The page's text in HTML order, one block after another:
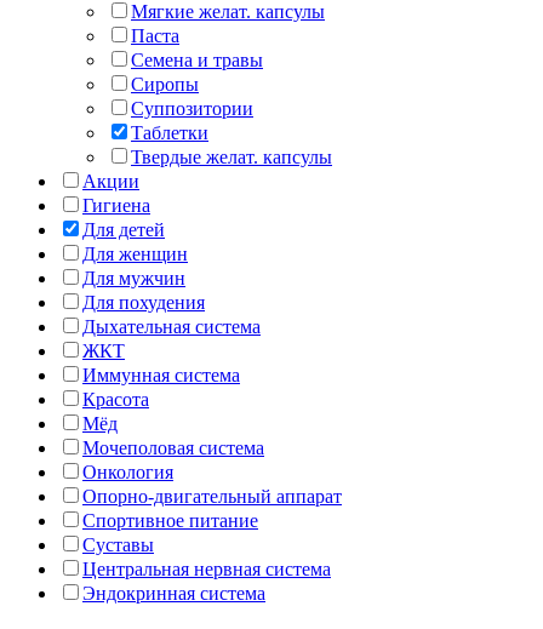
Мягкие желат. капсулы
Паста
Семена и травы
Сиропы
Суппозитории
Таблетки
Твердые желат. капсулы
Акции
Гигиена
Для детей
Для женщин
Для мужчин
Для похудения
Дыхательная система
ЖКТ
Иммунная система
Красота
Мёд
Мочеполовая система
Онкология
Опорно-двигательный аппарат
Спортивное питание
Суставы
Центральная нервная система
Эндокринная система